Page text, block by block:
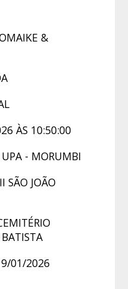
&
ÀS 10:50:00
- MORUMBI
SÃO JOÃO
01/2026